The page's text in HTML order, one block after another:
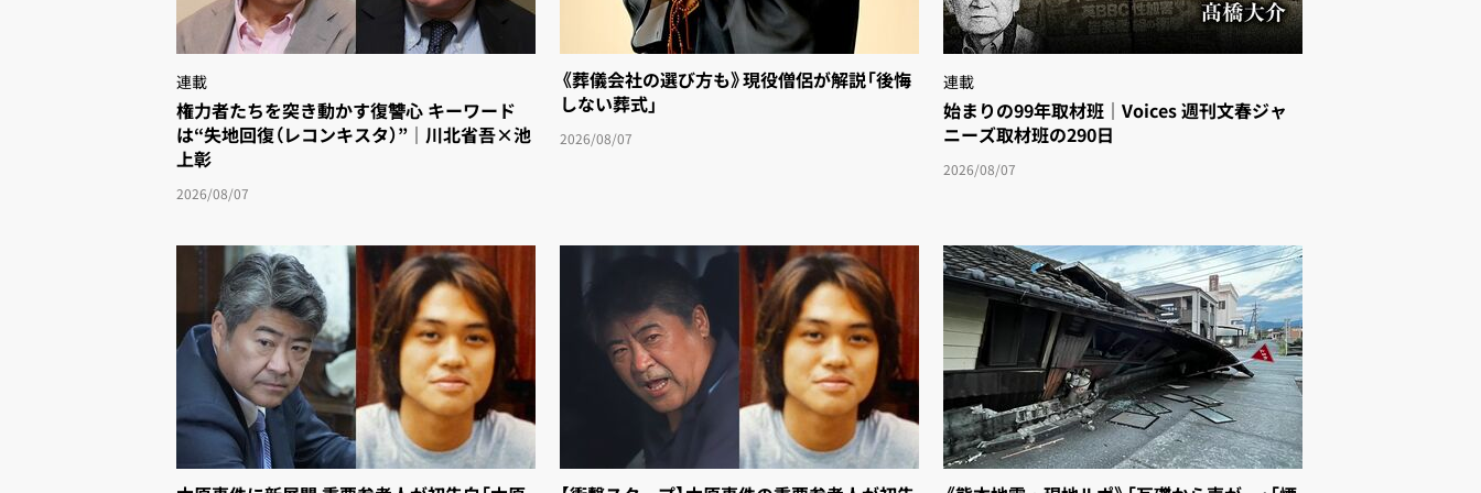
連載
権力者たちを突き動かす復讐心 キーワード
は“失地回復（レコンキスタ）”｜川北省吾×池
上彰
2026/08/07
《葬儀会社の選び方も》現役僧侶が解説「後悔
しない葬式」
2026/08/07
連載
始まりの99年取材班｜Voices 週刊文春ジャ
ニーズ取材班の290日
2026/08/07